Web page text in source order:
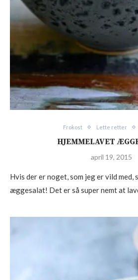
Frokost Lette retter
HJEMMELAVET
april 19, 2015
Hvis der er noget, som jeg er vild med,
æggesalat! Det er så super nemt at